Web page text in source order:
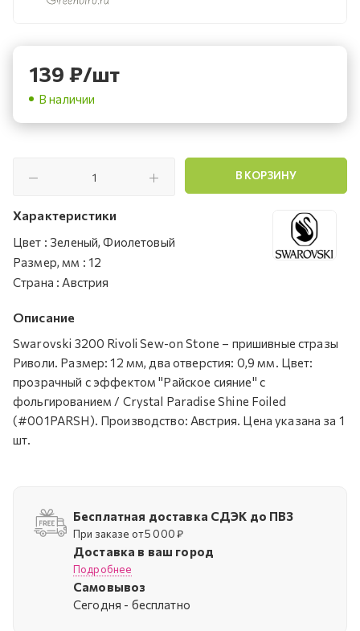
139 ₽/шт
В наличии
В КОРЗИНУ
Характеристики
Цвет : Зеленый, Фиолетовый
Размер, мм : 12
Страна : Австрия
Описание
Swarovski 3200 Rivoli Sew-on Stone – пришивные стразы
Риволи. Размер: 12 мм, два отверстия: 0,9 мм. Цвет:
прозрачный с эффектом "Райское сияние" с
фольгированием / Crystal Paradise Shine Foiled
(#001PARSH). Производство: Австрия. Цена указана за 1
шт.
Бесплатная доставка СДЭК до ПВЗ
При заказе от 5 000 ₽
Доставка в ваш город
Подробнее
Самовывоз
Cегодня - бесплатно